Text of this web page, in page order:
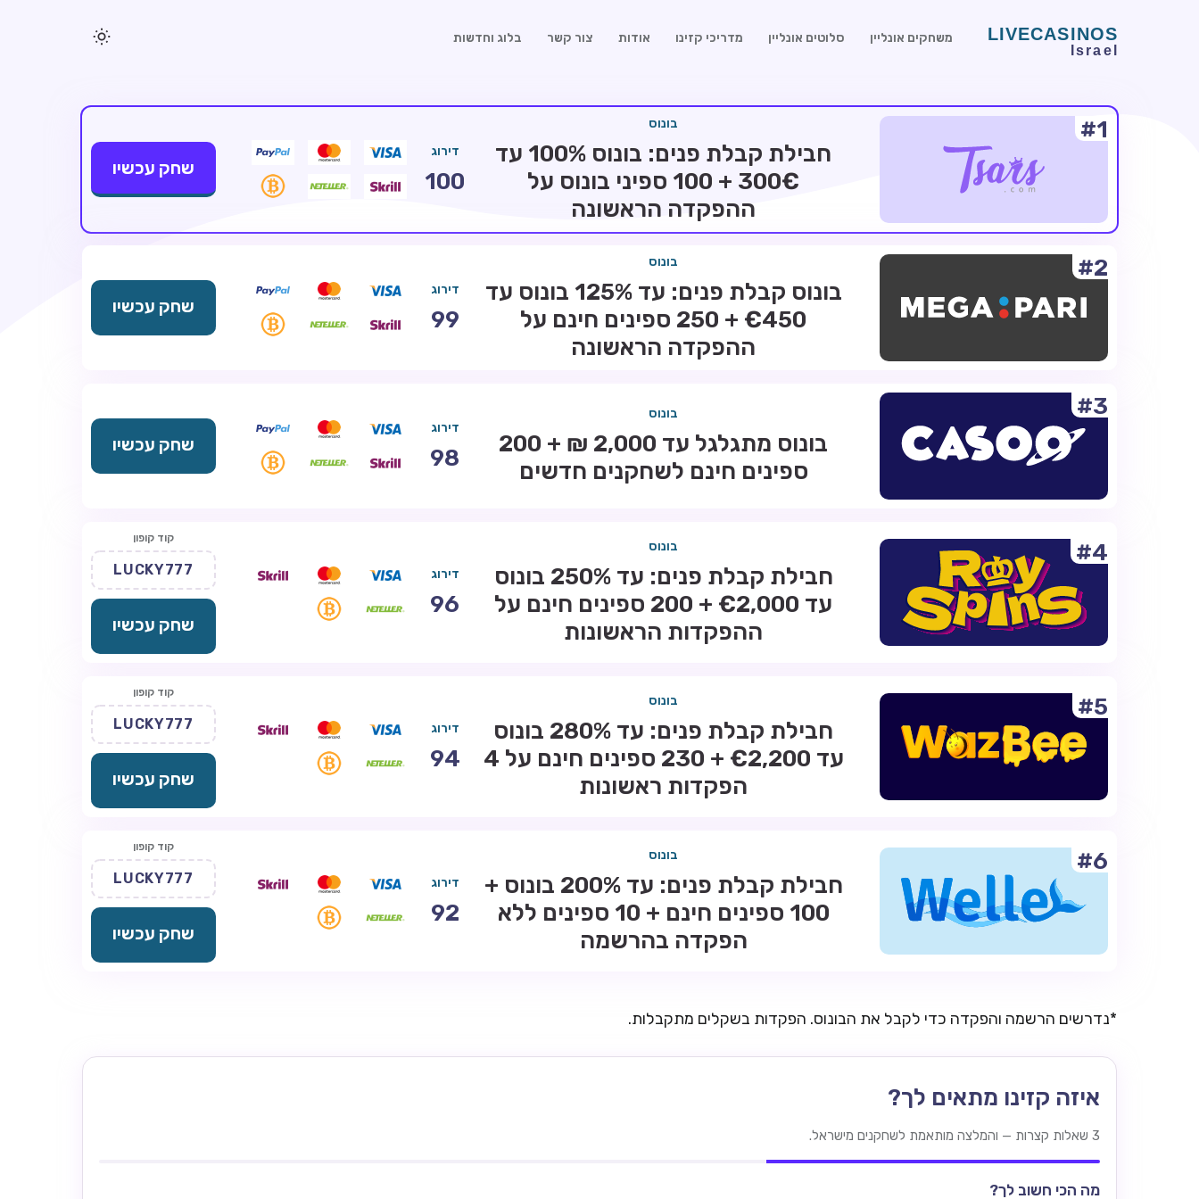
משחקים אונליין סלוטים אונליין מדריכי קזינו אודות צור קשר בלוג וחדשות
#1 בונוס
חבילת קבלת פנים: בונוס 100% עד
300€ + 100 ספיני בונוס על
ההפקדה הראשונה
דירוג
100
שחק עכשיו
#2 בונוס
בונוס קבלת פנים: עד 125% בונוס עד
€450 + 250 ספינים חינם על
ההפקדה הראשונה
דירוג
99
שחק עכשיו
#3 בונוס
בונוס מתגלגל עד 2,000 ₪ + 200
ספינים חינם לשחקנים חדשים
דירוג
98
שחק עכשיו
#4 בונוס
חבילת קבלת פנים: עד 250% בונוס
עד €2,000 + 200 ספינים חינם על
ההפקדות הראשונות
דירוג
96
קוד קופון
LUCKY777
שחק עכשיו
#5 בונוס
חבילת קבלת פנים: עד 280% בונוס
עד €2,200 + 230 ספינים חינם על 4
הפקדות ראשונות
דירוג
94
קוד קופון
LUCKY777
שחק עכשיו
#6 בונוס
חבילת קבלת פנים: עד 200% בונוס +
100 ספינים חינם + 10 ספינים ללא
הפקדה בהרשמה
דירוג
92
קוד קופון
LUCKY777
שחק עכשיו
*נדרשים הרשמה והפקדה כדי לקבל את הבונוס. הפקדות בשקלים מתקבלות.
איזה קזינו מתאים לך?
3 שאלות קצרות — והמלצה מותאמת לשחקנים מישראל.
מה הכי חשוב לך?